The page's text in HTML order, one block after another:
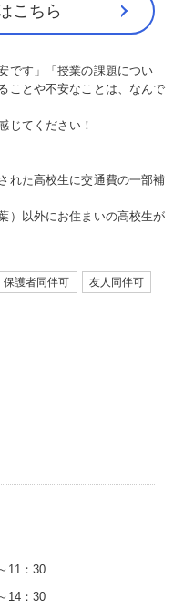
こちら
です」「授業の課題につい
ことや不安なことは、なんで
じてください！
れた高校生に交通費の一部補
）以外にお住まいの高校生が
保護者同伴可 友人同伴可
11：30
14：30